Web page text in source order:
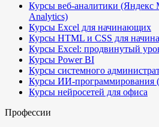
Курсы веб-аналитики (Яндекс
Analytics)
Курсы Excel для начинающих
Курсы HTML и CSS для
Курсы Excel: продвинутый
Курсы Power BI
Курсы системного
Курсы ИИ-программирования
Курсы нейросетей для офиса
Профессии